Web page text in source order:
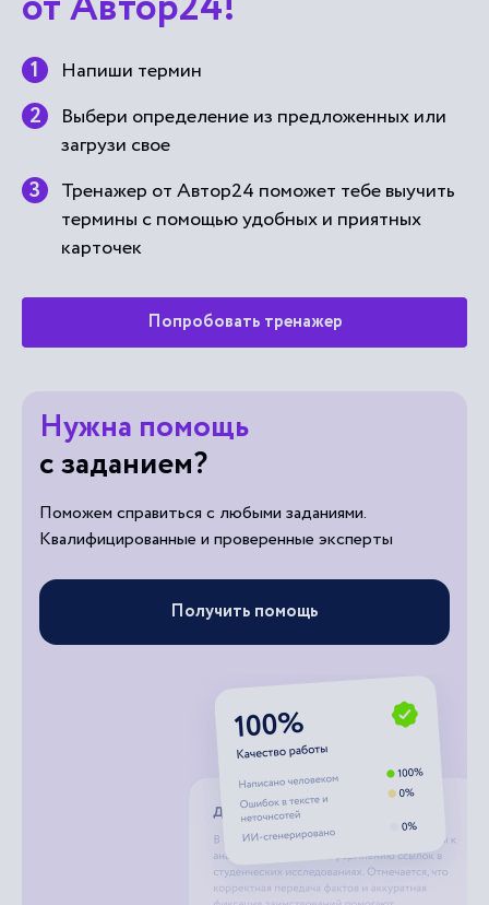
Напиши термин
Выбери определение из предложенных или
загрузи свое
Тренажер от Автор24 поможет тебе выучить
термины с помощью удобных и приятных
карточек
Попробовать тренажер
Нужна помощь
с заданием?
Поможем справиться с любыми заданиями.
Квалифицированные и проверенные эксперты
Получить помощь